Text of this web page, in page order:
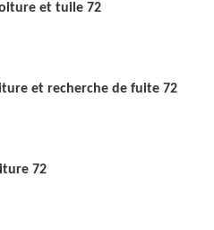
et tuile 72
et recherche de fuite 72
72